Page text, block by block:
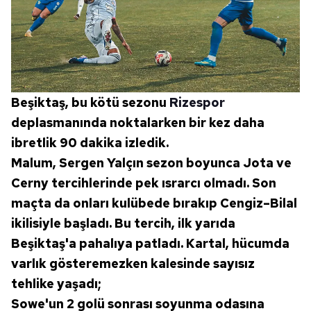
kılınması ve kişiselleştirilmesi ve sizlere yönelik
reklam/pazarlama faaliyetlerinin yapılması, amaçlarıyla
sınırlı olarak açık rızanız dahilinde kullanılacaktır.
Çerezlere ilişkin tercihlerinizi aşağıda yer alan panel
vasıtasıyla belirleyebilirsiniz. Çerezlere ilişkin detaylı bilgi
için Ayarlar butonuna tıklayabilir,Çerez Bilgilendirme
Metnimiziziyaret edebilirsiniz.
6698 sayılı Kişisel Verilerin Korunması Kanunu uyarınca
hazırlanmış Aydınlatma Metnimizi okumak ve sitemizde
ilgili mevzuata uygun olarak kullanılan çerezlerle ilgili bilgi
almak için lütfentıklayınız.
Beşiktaş, bu kötü sezonu Rizespor
deplasmanında noktalarken bir kez daha
ibretlik 90 dakika izledik.
Malum, Sergen Yalçın sezon boyunca Jota ve
Cerny tercihlerinde pek ısrarcı olmadı. Son
maçta da onları kulübede bırakıp Cengiz–Bilal
ikilisiyle başladı. Bu tercih, ilk yarıda
Beşiktaş'a pahalıya patladı. Kartal, hücumda
varlık gösteremezken kalesinde sayısız
tehlike yaşadı;
Sowe'un 2 golü sonrası soyunma odasına